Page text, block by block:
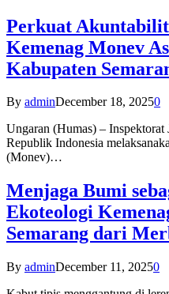
Perkuat
Kemenag Monev
Kabupaten
By adminDecember 18, 20250
Ungaran (Humas) –
Republik Indonesia
(Monev)…
Menjaga Bumi
Ekoteologi
Semarang dari
By adminDecember 11, 20250